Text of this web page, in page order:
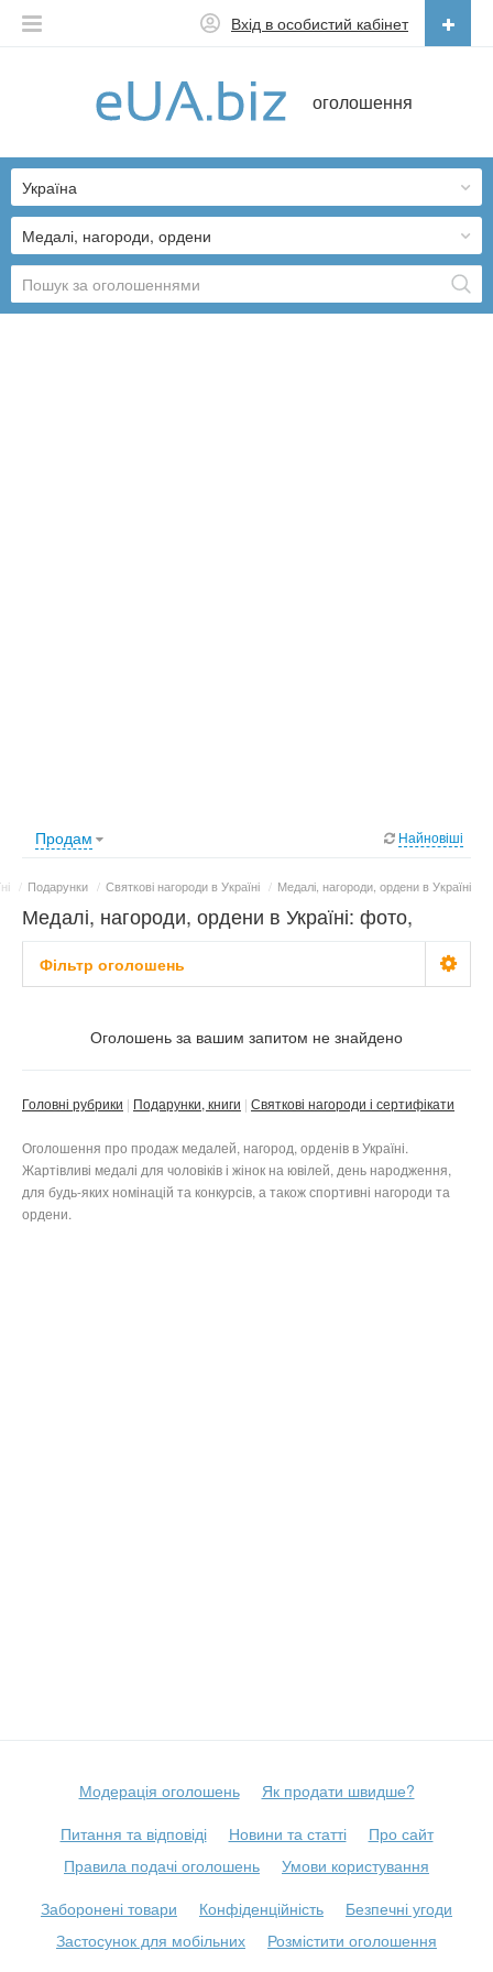
оголошення
Вхід в особистий кабінет
Українська
Медалі, нагороди, ордени
Україна
Продам Найновіші
Подарунки / Святкові нагороди в Україні / Медалі, нагороди, ордени в Україні
Медалі, нагороди, ордени в Україні: фото,
ціни
Фільтр оголошень
Не важливо
Не важливо
Не важливо
Нове
Б/в
Не важливо
Тільки з фото
Приватне
Бізнес
Оголошень за вашим запитом не знайдено
Головні рубрики Подарунки, книги Святкові нагороди і сертифікати
Оголошення про продаж медалей, нагород, орденів в Україні.
Жартівливі медалі для чоловіків і жінок на ювілей, день народження,
для будь-яких номінацій та конкурсів, а також спортивні нагороди та
ордени.
Модерація оголошень
Як продати швидше?
Питання та відповіді
Новини та статті
Про сайт
Правила подачі оголошень
Умови користування
Заборонені товари
Конфіденційність
Безпечні угоди
Застосунок для мобільних
Розмістити оголошення